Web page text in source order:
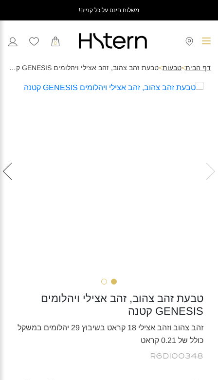
משלוח חינם על כל קנייה!
0
דף הבית>טבעות> טבעת זהב צהוב, זהב אצילי ויהלומים GENESIS קטנה
טבעת זהב צהוב, זהב אצילי ויהלומים
GENESIS קטנה
זהב צהוב וזהב אצילי 18 קראט בשיבוץ 29 יהלומים במשקל
כולל של 0.21 קראט
R6DI00348